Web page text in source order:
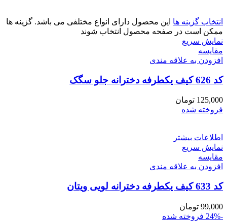
انتخاب گزینه ها این محصول دارای انواع مختلفی می باشد. گزینه ها
ممکن است در صفحه محصول انتخاب شوند
نمایش سریع
مقايسه
افزودن به علاقه مندی
کد 626 کیف یکطرفه دخترانه جلو سگک
125,000 تومان
فروخته شده
اطلاعات بیشتر
نمایش سریع
مقايسه
افزودن به علاقه مندی
کد 633 کیف یکطرفه دخترانه لویی ویتان
99,000 تومان
-24%
فروخته شده